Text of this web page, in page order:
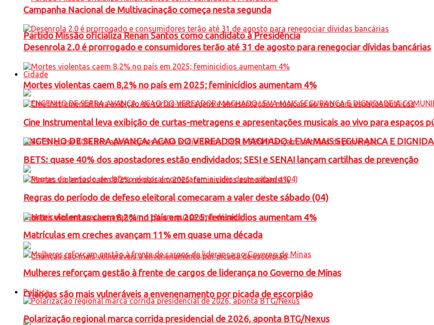
Partido Missão oficializa Renan Santos como candidato à Presidência
Cidade
ENGENHO DE SERRA AVANÇA: ACAO DO VEREADOR MACHADO LEVA MAIS SEGURANCA E
Mortes violentas caem 8,2% no país em 2025; feminicídios aumentam 4%
Crianças são mais vulneráveis a envenenamento por picada de escorpião
Campanha Nacional de Multivacinação começa nesta segunda
Desenrola 2.0 é prorrogado e consumidores terão até 31 de agosto para renegociar dívidas bancárias
Mortes violentas caem 8,2% no país em 2025; feminicídios aumentam 4%
Cine Instrumental leva exibição de curtas-metragens e apresentações musicais ao vivo para espaços
BETS: quase 40% dos apostadores estão endividados; SESI e SENAI lançam cartilhas de prevenção
Regras do período de defeso eleitoral comecaram a valer deste sábado (04)
Matrículas em creches avançam 11% em quase uma década
Mulheres reforçam gestão à frente de cargos de liderança no Governo de Minas
Política
Polarização regional marca corrida presidencial de 2026, aponta BTG/Nexus